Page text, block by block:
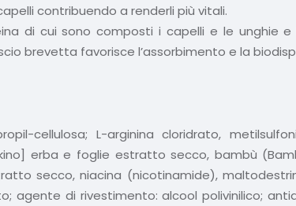
contribuendo a renderli più vitali.
di cui sono composti i capelli e le unghie e
brevetta favorisce l’assorbimento e la
cellulosa; L-arginina cloridrato,
erba e foglie estratto secco, bambù
secco, niacina (nicotinamide),
agente di rivestimento: alcool polivinilico;